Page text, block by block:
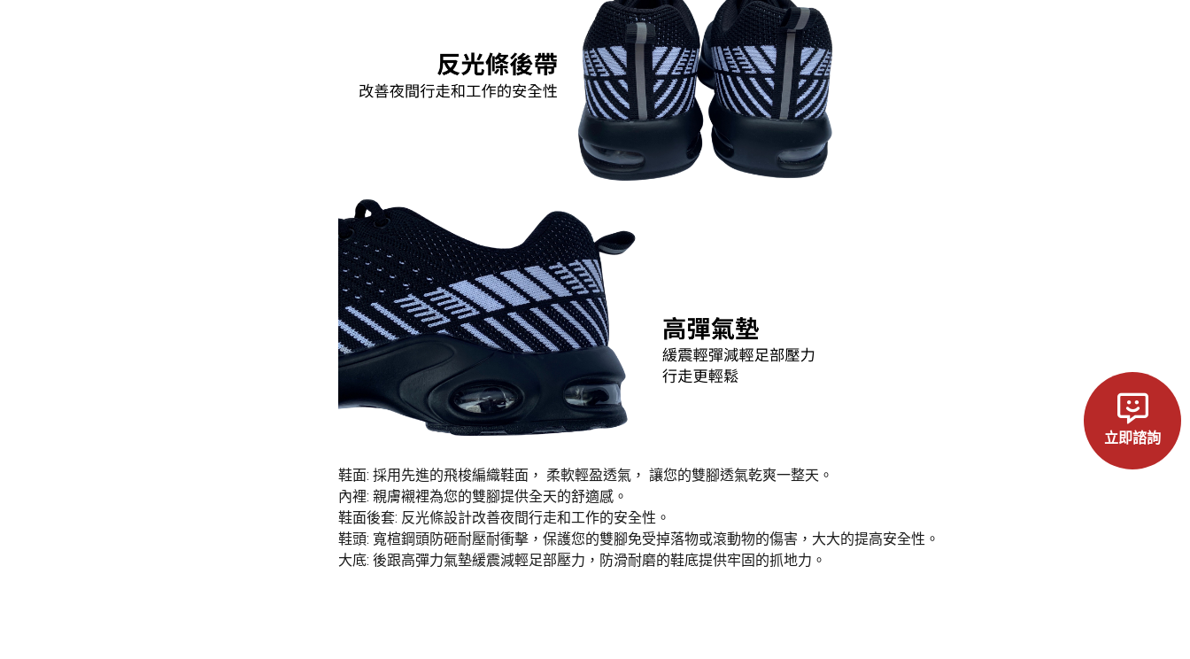
鞋面: 採用先進的飛梭編織鞋面， 柔軟輕盈透氣， 讓您的雙腳透氣乾爽一整天。
內裡: 親膚襯裡為您的雙腳提供全天的舒適感。
鞋面後套: 反光條設計改善夜間行走和工作的安全性。
鞋頭: 寬楦鋼頭防砸耐壓耐衝擊，保護您的雙腳免受掉落物或滾動物的傷害，大大的提高安全性。
大底: 後跟高彈力氣墊緩震減輕足部壓力，防滑耐磨的鞋底提供牢固的抓地力。
立即諮詢